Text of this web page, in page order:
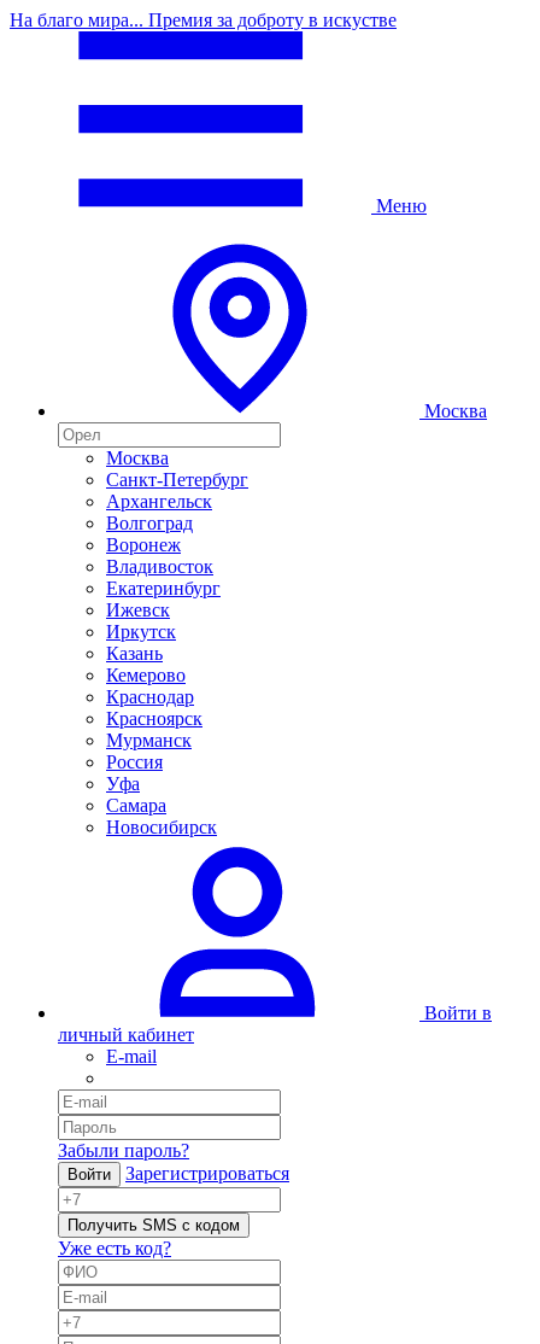
На благо мира... Премия за доброту в искустве
Меню
Москва
Москва
Санкт-Петербург
Архангельск
Волгоград
Воронеж
Владивосток
Екатеринбург
Ижевск
Иркутск
Казань
Кемерово
Краснодар
Красноярск
Мурманск
Россия
Уфа
Самара
Новосибирск
Войти в
личный кабинет
E-mail
Забыли пароль?
Войти Зарегистрироваться
Получить SMS с кодом
Уже есть код?